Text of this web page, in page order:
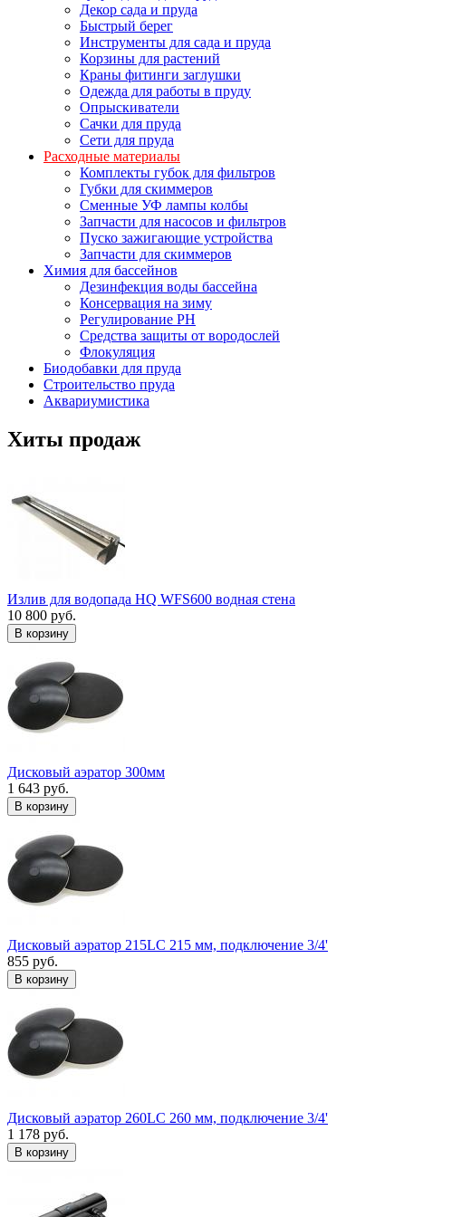
Декор сада и пруда
Быстрый берег
Инструменты для сада и пруда
Корзины для растений
Краны фитинги заглушки
Одежда для работы в пруду
Опрыскиватели
Сачки для пруда
Сети для пруда
Расходные материалы
Комплекты губок для фильтров
Губки для скиммеров
Сменные УФ лампы колбы
Запчасти для насосов и фильтров
Пуско зажигающие устройства
Запчасти для скиммеров
Химия для бассейнов
Дезинфекция воды бассейна
Консервация на зиму
Регулирование PH
Средства защиты от вородослей
Флокуляция
Биодобавки для пруда
Строительство пруда
Аквариумистика
Хиты продаж
Излив для водопада HQ WFS600 водная стена
10 800 руб.
В корзину
Дисковый аэратор 300мм
1 643 руб.
В корзину
Дисковый аэратор 215LC 215 мм, подключение 3/4'
855 руб.
В корзину
Дисковый аэратор 260LC 260 мм, подключение 3/4'
1 178 руб.
В корзину